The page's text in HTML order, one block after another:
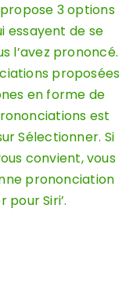
3 options
essayent de se
l’avez prononcé.
proposées
en forme de
est
Sélectionner. Si
convient, vous
prononciation
Siri’.